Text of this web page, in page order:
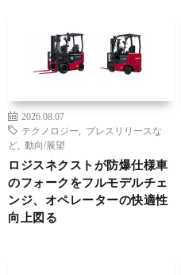
2026.08.07
テクノロジー
プレスリリースな
ど
動向/展望
ロジスネクストが防爆仕様車
のフォークをフルモデルチェ
ンジ、オペレーターの快適性
向上図る